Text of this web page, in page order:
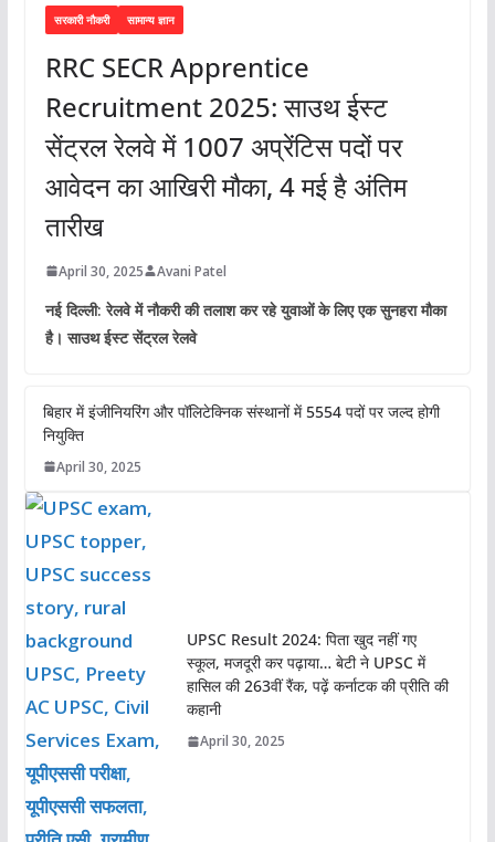
सरकारी नौकरी सामान्य ज्ञान
RRC SECR Apprentice
Recruitment 2025: साउथ ईस्ट
सेंट्रल रेलवे में 1007 अप्रेंटिस पदों पर
आवेदन का आखिरी मौका, 4 मई है अंतिम
तारीख
April 30, 2025 Avani Patel
नई दिल्ली: रेलवे में नौकरी की तलाश कर रहे युवाओं के लिए एक सुनहरा मौका
है। साउथ ईस्ट सेंट्रल रेलवे
बिहार में इंजीनियरिंग और पॉलिटेक्निक संस्थानों में 5554 पदों पर जल्द होगी
नियुक्ति
April 30, 2025
UPSC Result 2024: पिता खुद नहीं गए
स्कूल, मजदूरी कर पढ़ाया… बेटी ने UPSC में
हासिल की 263वीं रैंक, पढ़ें कर्नाटक की प्रीति की
कहानी
April 30, 2025